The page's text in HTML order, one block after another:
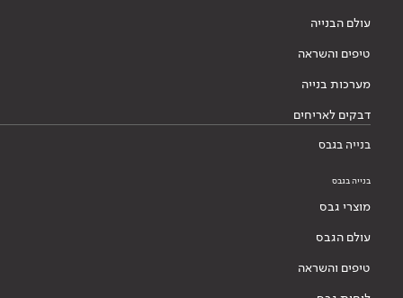
עולם הבנייה
טיפים והשראה
מערכות בנייה
דבקים לאריחים
בנייה בגבס
בנייה בגבס
מוצרי גבס
עולם הגבס
טיפים והשראה